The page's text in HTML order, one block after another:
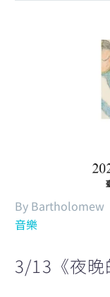
By Bartholomew
音樂
3/13《夜